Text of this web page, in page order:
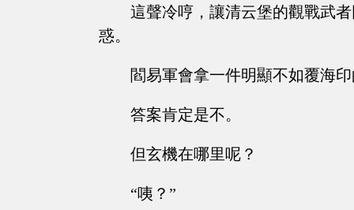
這聲冷哼，讓清云堡的觀戰武
惑。
閻易軍會拿一件明顯不如覆海
答案肯定是不。
但玄機在哪里呢？
“咦？”